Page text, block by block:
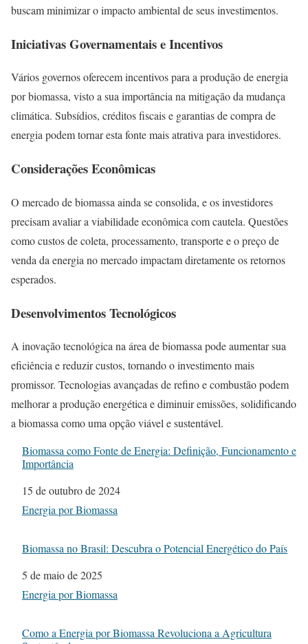
buscam minimizar o impacto ambiental de seus investimentos.
Iniciativas Governamentais e Incentivos
Vários governos oferecem incentivos para a produção de energia
por biomassa, visto a sua importância na mitigação da mudança
climática. Subsídios, créditos fiscais e garantias de compra de
energia podem tornar esta fonte mais atrativa para investidores.
Considerações Econômicas
O mercado de biomassa ainda se consolida, e os investidores
precisam avaliar a viabilidade econômica com cautela. Questões
como custos de coleta, processamento, transporte e o preço de
venda da energia no mercado impactam diretamente os retornos
esperados.
Desenvolvimentos Tecnológicos
A inovação tecnológica na área de biomassa pode aumentar sua
eficiência e reduzir custos, tornando o investimento mais
promissor. Tecnologias avançadas de refino e combustão podem
melhorar a produção energética e diminuir emissões, solidificando
a biomassa como uma opção viável e sustentável.
Biomassa como Fonte de Energia: Definição, Funcionamento e
Importância
Data
15 de outubro de 2024
Em relação a
Energia por Biomassa
Biomassa no Brasil: Descubra o Potencial Energético do País
Data
5 de maio de 2025
Em relação a
Energia por Biomassa
Como a Energia por Biomassa Revoluciona a Agricultura